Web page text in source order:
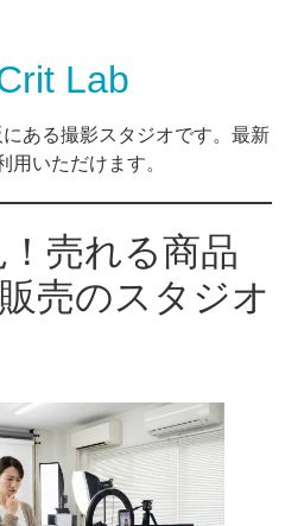
Lab
ある撮影スタジオです。最新
用いただけます。
売れる商品
売のスタジオ